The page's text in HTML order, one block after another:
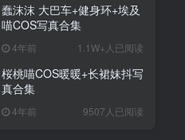
蠢沫沫 大巴车+健身环+埃及
喵COS写真合集
4年前 1.1W+人已阅读
桜桃喵COS暖暖+长裙妹抖写
真合集
4年前 9507人已阅读